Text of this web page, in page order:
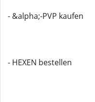
- &alpha;-PVP kaufen
- HEXEN bestellen